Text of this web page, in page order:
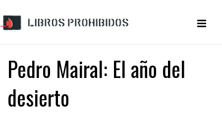
Pedro Mairal: El año del
desierto